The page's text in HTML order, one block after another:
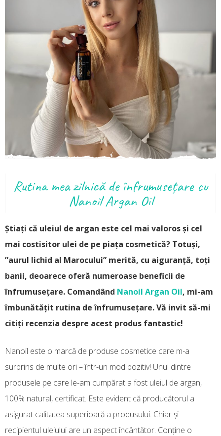
Rutina mea zilnică de înfrumusețare cu
Nanoil Argan Oil
Știați că uleiul de argan este cel mai valoros și cel
mai costisitor ulei de pe piața cosmetică? Totuși,
”aurul lichid al Marocului” merită, cu aiguranță, toți
banii, deoarece oferă numeroase beneficii de
înfrumusețare. Comandând Nanoil Argan Oil, mi-am
îmbunătățit rutina de înfrumusețare. Vă invit să-mi
citiți recenzia despre acest produs fantastic!
Nanoil este o marcă de produse cosmetice care m-a
surprins de multe ori – într-un mod pozitiv! Unul dintre
produsele pe care le-am cumpărat a fost uleiul de argan,
100% natural, certificat. Este evident că producătorul a
asigurat calitatea superioară a produsului. Chiar și
recipientul uleiului are un aspect încântător. Conține o